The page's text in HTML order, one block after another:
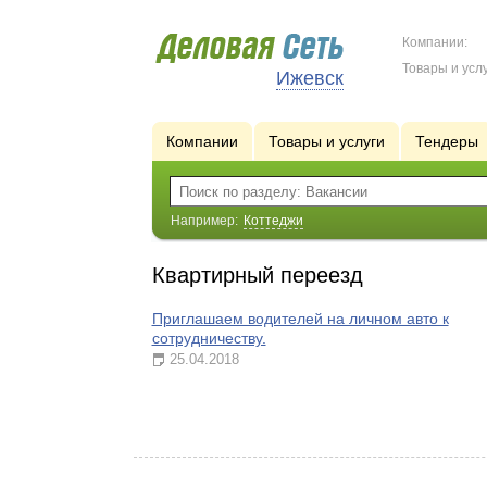
Ижевск
Компании:
Товары и
Компании Товары и услуги Тендеры
Например: Коттеджи
Квартирный переезд
Приглашаем водителей на личном авто к
сотрудничеству.
25.04.2018